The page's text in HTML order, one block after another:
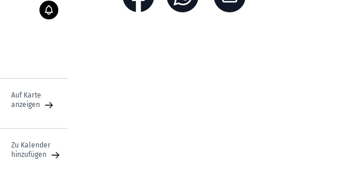
Auf Karte
anzeigen
Zu Kalender
hinzufügen